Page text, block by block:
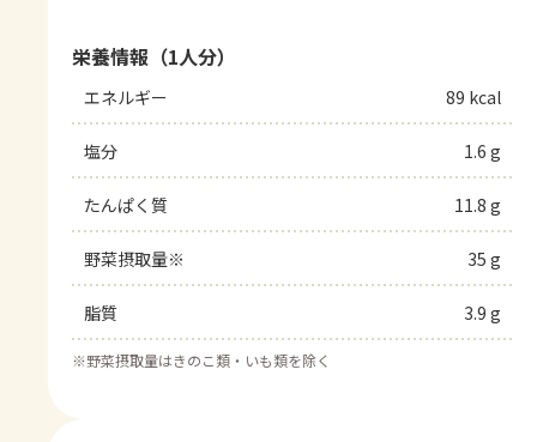
栄養情報（1人分）
エネルギー 89 kcal
塩分 1.6 g
たんぱく質 11.8 g
野菜摂取量※ 35 g
脂質 3.9 g
※野菜摂取量はきのこ類・いも類を除く